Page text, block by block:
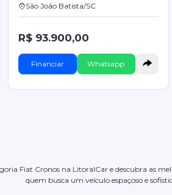
São João Batista/SC
R$ 93.900,00
Financiar Whatsapp
Fiat Cronos na LitoralCar e descubra as
quem busca um veículo espaçoso e